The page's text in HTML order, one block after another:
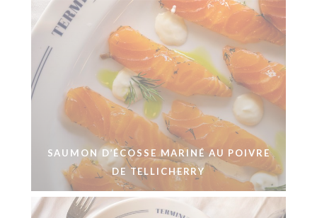
SAUMON D’ÉCOSSE MARINÉ AU POIVRE
DE TELLICHERRY